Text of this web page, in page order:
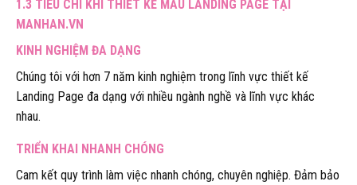
1.3 TIÊU CHÍ KHI THIẾT KẾ MẪU LANDING PAGE TẠI
MANHAN.VN
KINH NGHIỆM ĐA DẠNG
Chúng tôi với hơn 7 năm kinh nghiệm trong lĩnh vực thiết kế
Landing Page đa dạng với nhiều ngành nghề và lĩnh vực khác
nhau.
TRIỂN KHAI NHANH CHÓNG
Cam kết quy trình làm việc nhanh chóng, chuyên nghiệp. Đảm bảo